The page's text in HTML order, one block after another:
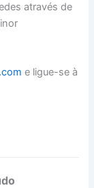
através de
e ligue-se à